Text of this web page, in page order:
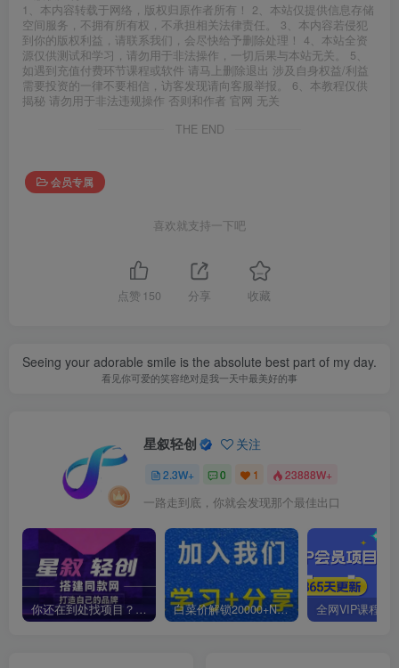
1、本内容转载于网络，版权归原作者所有！ 2、本站仅提供信息存储
空间服务，不拥有所有权，不承担相关法律责任。 3、本内容若侵犯
到你的版权利益，请联系我们，会尽快给予删除处理！ 4、本站全资
源仅供测试和学习，请勿用于非法操作，一切后果与本站无关。 5、
如遇到充值付费环节课程或软件 请马上删除退出 涉及自身权益/利益
需要投资的一律不要相信，访客发现请向客服举报。 6、本教程仅供
揭秘 请勿用于非法违规操作 否则和作者 官网 无关
THE END
会员专属
喜欢就支持一下吧
点赞 150 分享 收藏
Seeing your adorable smile is the absolute best part of my day.
看见你可爱的笑容绝对是我一天中最美好的事
星叙轻创 关注
2.3W+ 0 1 23888W+
一路走到底，你就会发现那个最佳出口
你还在到处找项目？还在当韭菜？我靠卖项目一个月收入5万+，曾经我也是个失败者。 白菜价解锁20000+N个赚钱机会，加入星叙轻创会员，全站资源免费学习。